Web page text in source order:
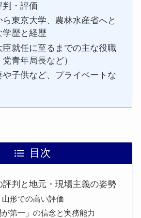
判・評価
ら東京大学、農林水産省へと
学歴と経歴
臣就任に至るまでの主な役職
党青年局長など）
や子供など、プライベートな
目次
評判と地元・現場主義の姿勢
形での高い評価
が第一」の信念と実務能力